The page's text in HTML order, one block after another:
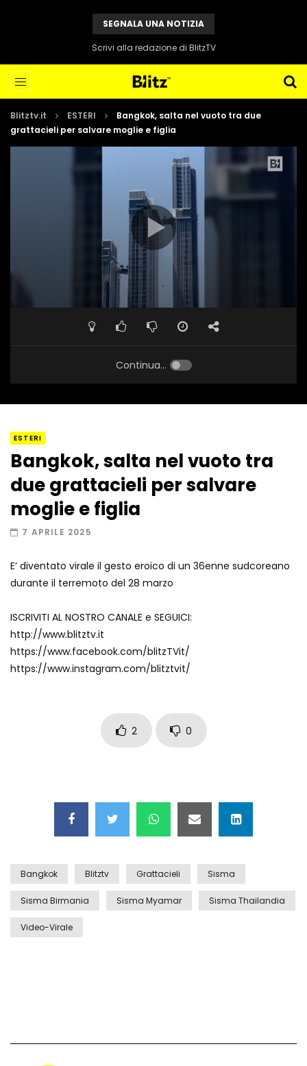
SEGNALA UNA NOTIZIA
Scrivi alla redazione di BlitzTV
Blitztv.it ESTERI
Bangkok, salta nel vuoto tra due
grattacieli per salvare moglie e figlia
Continua...
ESTERI
Bangkok, salta nel vuoto tra
due grattacieli per salvare
moglie e figlia
7 APRILE 2025
E’ diventato virale il gesto eroico di un 36enne sudcoreano
durante il terremoto del 28 marzo
ISCRIVITI AL NOSTRO CANALE e SEGUICI:
http://www.blitztv.it
https://www.facebook.com/blitzTVit/
https://www.instagram.com/blitztvit/
2 0
Bangkok Blitztv Grattacieli Sisma
Sisma Birmania Sisma Myamar Sisma Thailandia
Video-Virale